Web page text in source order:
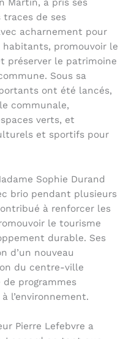
Martin, a pris ses
traces de ses
acharnement pour
promouvoir le
préserver le patrimoine
Sous sa
ont été lancés,
communale,
verts, et
et sportifs pour
Sophie Durand
brio pendant plusieurs
à renforcer les
le tourisme
durable. Ses
d’un nouveau
du centre-ville
programmes
l’environnement.
Pierre Lefebvre a